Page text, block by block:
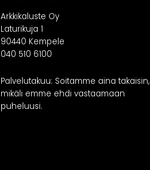
Arkkikaluste Oy
Laturikuja 1
90440 Kempele
040 510 6100
Palvelutakuu: Soitamme aina takaisin,
mikäli emme ehdi vastaamaan
puheluusi.